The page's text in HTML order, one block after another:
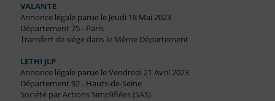
VALANTE
Annonce légale parue le Jeudi 18 Mai 2023
Département 75 - Paris
Transfert de siège dans le Même Département
LETHI JLP
Annonce légale parue le Vendredi 21 Avril 2023
Département 92 - Hauts-de-Seine
Société par Actions Simplifiées (SAS)